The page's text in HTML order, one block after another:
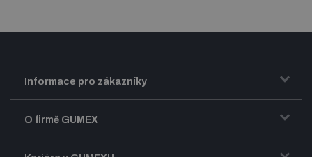
Informace pro zákazníky
Doprava a zasílání zboží
Obchodní podmínky
O firmě GUMEX
Představení firmy GUMEX